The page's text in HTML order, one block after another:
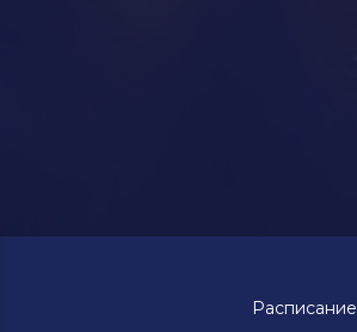
Расписание